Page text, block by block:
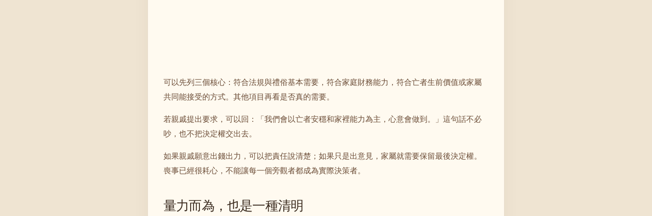
可以先列三個核心：符合法規與禮俗基本需要，符合家庭財務能力，符合亡者生前價值或家屬
共同能接受的方式。其他項目再看是否真的需要。
若親戚提出要求，可以回：「我們會以亡者安穩和家裡能力為主，心意會做到。」這句話不必
吵，也不把決定權交出去。
如果親戚願意出錢出力，可以把責任說清楚；如果只是出意見，家屬就需要保留最後決定權。
喪事已經很耗心，不能讓每一個旁觀者都成為實際決策者。
量力而為，也是一種清明